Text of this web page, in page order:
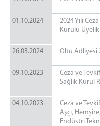
01.10.2024
2024 Yılı
Kurulu Üyelik
26.03.2024 Oltu Adliyesi
09.10.2023
Ceza ve
Sağlık Kurul
04.10.2023
Ceza ve
Aşçı,
Endüstri